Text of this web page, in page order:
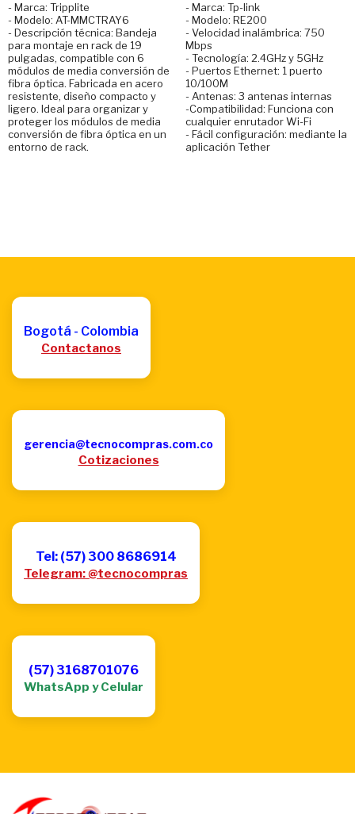
- Marca: Tripplite
- Modelo: AT-MMCTRAY6
- Descripción técnica: Bandeja
para montaje en rack de 19
pulgadas, compatible con 6
módulos de media conversión de
fibra óptica. Fabricada en acero
resistente, diseño compacto y
ligero. Ideal para organizar y
proteger los módulos de media
conversión de fibra óptica en un
entorno de rack.
- Marca: Tp-link
- Modelo: RE200
- Velocidad inalámbrica: 750
Mbps
- Tecnología: 2.4GHz y 5GHz
- Puertos Ethernet: 1 puerto
10/100M
- Antenas: 3 antenas internas
-Compatibilidad: Funciona con
cualquier enrutador Wi-Fi
- Fácil configuración: mediante la
aplicación Tether
Bogotá - Colombia
Contactanos
gerencia@tecnocompras.com.co
Cotizaciones
Tel: (57) 300 8686914
Telegram: @tecnocompras
(57) 3168701076
WhatsApp y Celular